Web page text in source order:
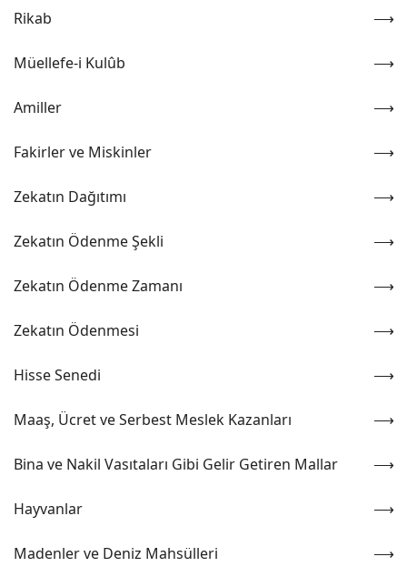
Rikab
Müellefe-i Kulûb
Amiller
Fakirler ve Miskinler
Zekatın Dağıtımı
Zekatın Ödenme Şekli
Zekatın Ödenme Zamanı
Zekatın Ödenmesi
Hisse Senedi
Maaş, Ücret ve Serbest Meslek Kazanları
Bina ve Nakil Vasıtaları Gibi Gelir Getiren Mallar
Hayvanlar
Madenler ve Deniz Mahsülleri